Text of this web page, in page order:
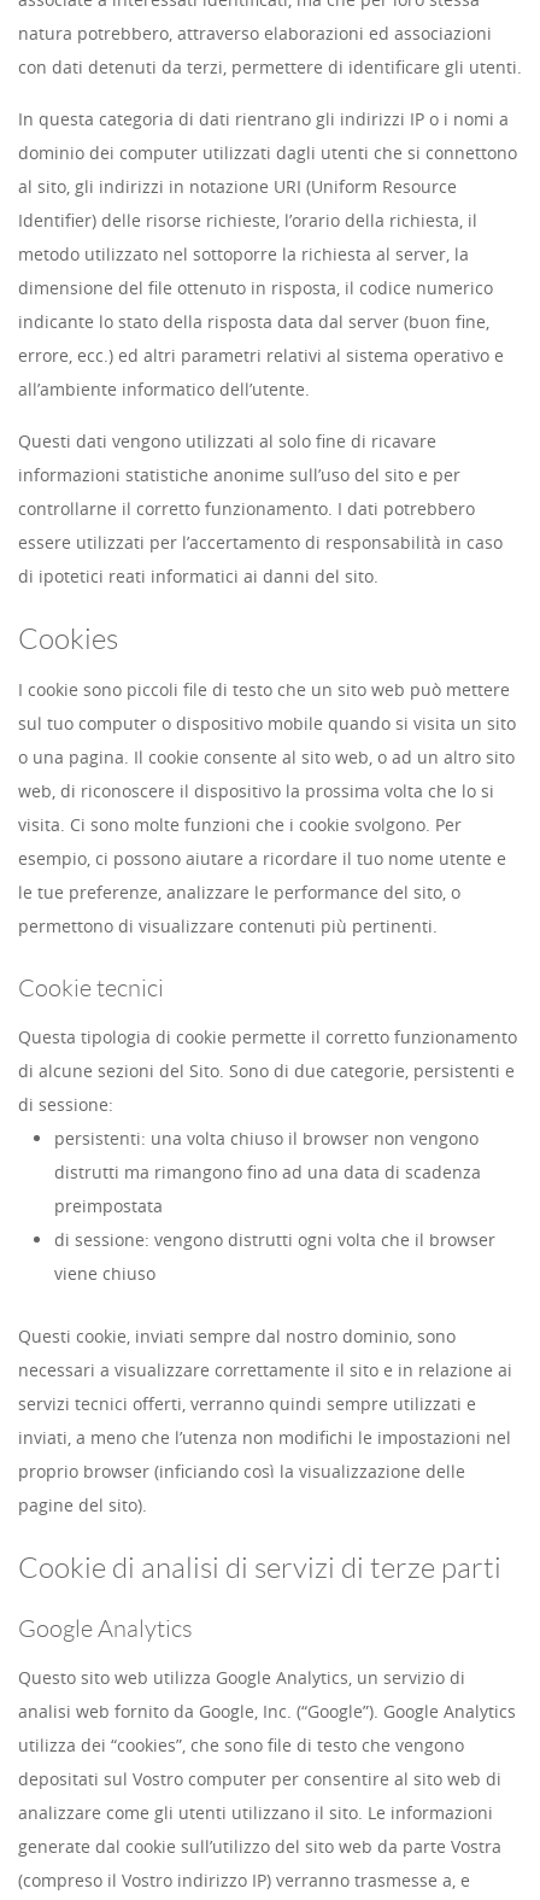
natura potrebbero, attraverso elaborazioni ed associazioni
con dati detenuti da terzi, permettere di identificare gli utenti.
In questa categoria di dati rientrano gli indirizzi IP o i nomi a
dominio dei computer utilizzati dagli utenti che si connettono
al sito, gli indirizzi in notazione URI (Uniform Resource
Identifier) delle risorse richieste, l’orario della richiesta, il
metodo utilizzato nel sottoporre la richiesta al server, la
dimensione del file ottenuto in risposta, il codice numerico
indicante lo stato della risposta data dal server (buon fine,
errore, ecc.) ed altri parametri relativi al sistema operativo e
all’ambiente informatico dell’utente.
Questi dati vengono utilizzati al solo fine di ricavare
informazioni statistiche anonime sull’uso del sito e per
controllarne il corretto funzionamento. I dati potrebbero
essere utilizzati per l’accertamento di responsabilità in caso
di ipotetici reati informatici ai danni del sito.
Cookies
I cookie sono piccoli file di testo che un sito web può mettere
sul tuo computer o dispositivo mobile quando si visita un sito
o una pagina. Il cookie consente al sito web, o ad un altro sito
web, di riconoscere il dispositivo la prossima volta che lo si
visita. Ci sono molte funzioni che i cookie svolgono. Per
esempio, ci possono aiutare a ricordare il tuo nome utente e
le tue preferenze, analizzare le performance del sito, o
permettono di visualizzare contenuti più pertinenti.
Cookie tecnici
Questa tipologia di cookie permette il corretto funzionamento
di alcune sezioni del Sito. Sono di due categorie, persistenti e
di sessione:
persistenti: una volta chiuso il browser non vengono
distrutti ma rimangono fino ad una data di scadenza
preimpostata
di sessione: vengono distrutti ogni volta che il browser
viene chiuso
Questi cookie, inviati sempre dal nostro dominio, sono
necessari a visualizzare correttamente il sito e in relazione ai
servizi tecnici offerti, verranno quindi sempre utilizzati e
inviati, a meno che l’utenza non modifichi le impostazioni nel
proprio browser (inficiando così la visualizzazione delle
pagine del sito).
Cookie di analisi di servizi di terze parti
Google Analytics
Questo sito web utilizza Google Analytics, un servizio di
analisi web fornito da Google, Inc. (“Google”). Google Analytics
utilizza dei “cookies”, che sono file di testo che vengono
depositati sul Vostro computer per consentire al sito web di
analizzare come gli utenti utilizzano il sito. Le informazioni
generate dal cookie sull’utilizzo del sito web da parte Vostra
(compreso il Vostro indirizzo IP) verranno trasmesse a, e